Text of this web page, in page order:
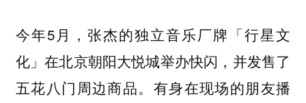
今年5月，张杰的独立音乐厂牌「行星文
化」在北京朝阳大悦城举办快闪，并发售了
五花八门周边商品。有身在现场的朋友播